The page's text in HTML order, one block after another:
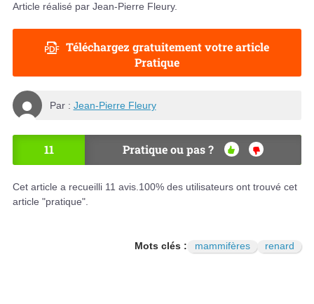
Article réalisé par Jean-Pierre Fleury.
Téléchargez gratuitement votre article
Pratique
Par : Jean-Pierre Fleury
11 Pratique ou pas ?
OU
NO
N
Cet article a recueilli 11 avis.100% des utilisateurs ont trouvé cet
article "pratique".
Mots clés : mammifères renard